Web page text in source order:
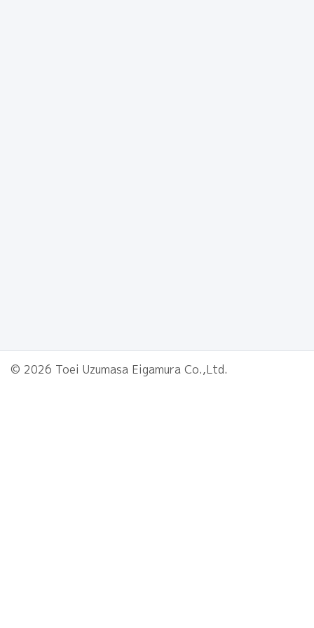
© 2026 Toei Uzumasa Eigamura Co.,Ltd.